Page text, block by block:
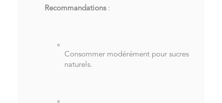
Recommandations:
Consommer modérément pour sucres
naturels.